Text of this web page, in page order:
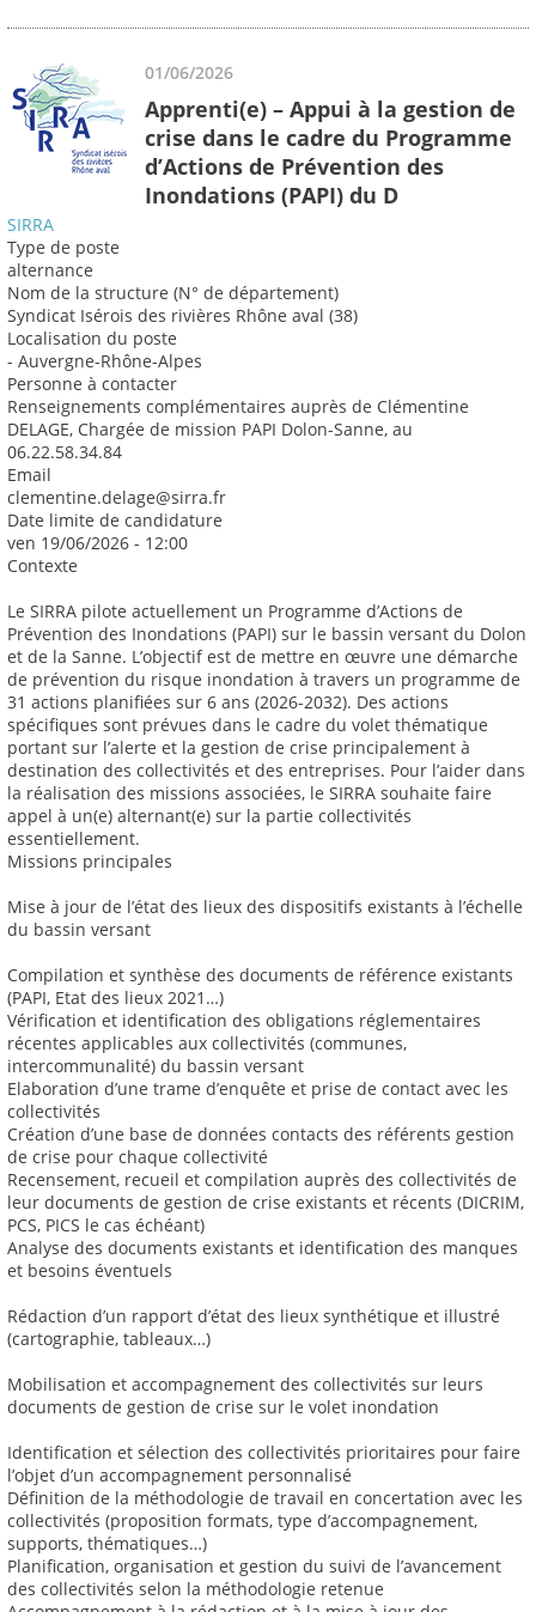
01/06/2026
Apprenti(e) – Appui à la gestion de
crise dans le cadre du Programme
d’Actions de Prévention des
Inondations (PAPI) du D
SIRRA
Type de poste
alternance
Nom de la structure (N° de département)
Syndicat Isérois des rivières Rhône aval (38)
Localisation du poste
- Auvergne-Rhône-Alpes
Personne à contacter
Renseignements complémentaires auprès de Clémentine
DELAGE, Chargée de mission PAPI Dolon-Sanne, au
06.22.58.34.84
Email
clementine.delage@sirra.fr
Date limite de candidature
ven 19/06/2026 - 12:00
Contexte
Le SIRRA pilote actuellement un Programme d’Actions de
Prévention des Inondations (PAPI) sur le bassin versant du Dolon
et de la Sanne. L’objectif est de mettre en œuvre une démarche
de prévention du risque inondation à travers un programme de
31 actions planifiées sur 6 ans (2026-2032). Des actions
spécifiques sont prévues dans le cadre du volet thématique
portant sur l’alerte et la gestion de crise principalement à
destination des collectivités et des entreprises. Pour l’aider dans
la réalisation des missions associées, le SIRRA souhaite faire
appel à un(e) alternant(e) sur la partie collectivités
essentiellement.
Missions principales
Mise à jour de l’état des lieux des dispositifs existants à l’échelle
du bassin versant
Compilation et synthèse des documents de référence existants
(PAPI, Etat des lieux 2021…)
Vérification et identification des obligations réglementaires
récentes applicables aux collectivités (communes,
intercommunalité) du bassin versant
Elaboration d’une trame d’enquête et prise de contact avec les
collectivités
Création d’une base de données contacts des référents gestion
de crise pour chaque collectivité
Recensement, recueil et compilation auprès des collectivités de
leur documents de gestion de crise existants et récents (DICRIM,
PCS, PICS le cas échéant)
Analyse des documents existants et identification des manques
et besoins éventuels
Rédaction d’un rapport d’état des lieux synthétique et illustré
(cartographie, tableaux…)
Mobilisation et accompagnement des collectivités sur leurs
documents de gestion de crise sur le volet inondation
Identification et sélection des collectivités prioritaires pour faire
l’objet d’un accompagnement personnalisé
Définition de la méthodologie de travail en concertation avec les
collectivités (proposition formats, type d’accompagnement,
supports, thématiques…)
Planification, organisation et gestion du suivi de l’avancement
des collectivités selon la méthodologie retenue